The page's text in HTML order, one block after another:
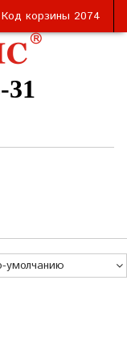
Код корзины 2074
31